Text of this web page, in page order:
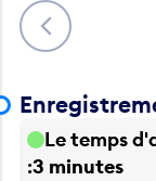
Précédent
Le temps
3 minutes